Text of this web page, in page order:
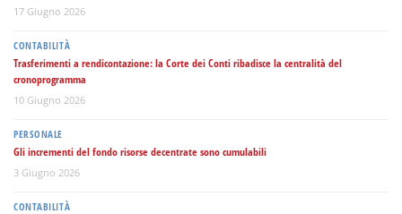
17 Giugno 2026
CONTABILITÀ
Trasferimenti a rendicontazione: la Corte dei Conti ribadisce la centralità del
cronoprogramma
10 Giugno 2026
PERSONALE
Gli incrementi del fondo risorse decentrate sono cumulabili
3 Giugno 2026
CONTABILITÀ